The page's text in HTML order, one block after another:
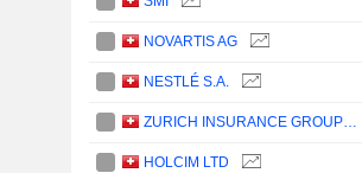
NOVARTIS AG
NESTLÉ S.A.
HOLCIM LTD